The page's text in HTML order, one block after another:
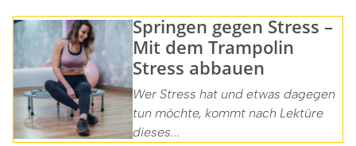
Springen gegen Stress –
Mit dem Trampolin
Stress abbauen
Wer Stress hat und etwas dagegen
tun möchte, kommt nach Lektüre
dieses...